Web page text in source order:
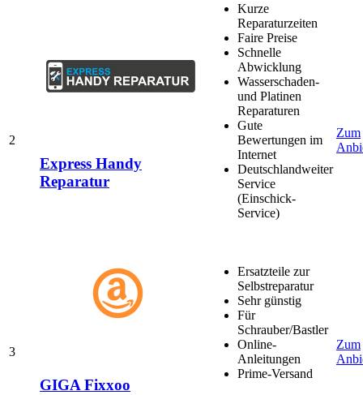
2
Express Handy
Reparatur
Kurze
Reparaturzeiten
Faire Preise
Schnelle
Abwicklung
Wasserschaden-
und Platinen
Reparaturen
Gute
Bewertungen im
Internet
Deutschlandweiter
Service
(Einschick-
Service)
Zum
3
GIGA Fixxoo
Ersatzteile zur
Selbstreparatur
Sehr günstig
Für
Schrauber/Bastler
Online-
Anleitungen
Prime-Versand
Zum